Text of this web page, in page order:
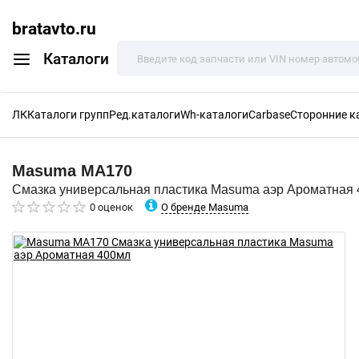
bratavto.ru
Каталоги
ЛККаталоги группРед.каталогиWh-каталогиCarbaseСторонние
Masuma MA170
Смазка универсальная пластика Masuma аэр Ароматная
0 оценок О бренде Masuma